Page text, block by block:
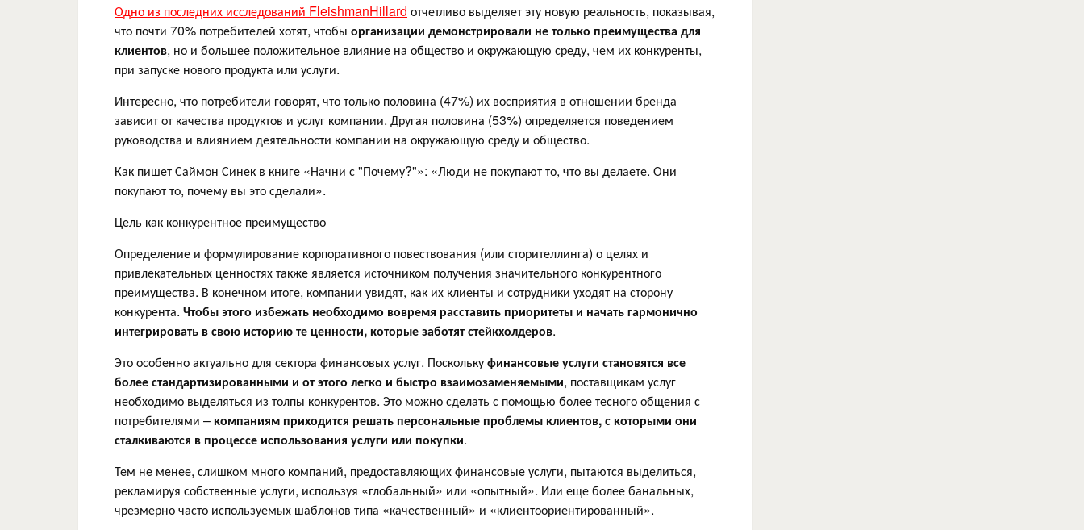
Одно из последних исследований FleishmanHillard отчетливо выделяет эту новую реальность, показывая,
что почти 70% потребителей хотят, чтобы организации демонстрировали не только преимущества для
клиентов, но и большее положительное влияние на общество и окружающую среду, чем их конкуренты,
при запуске нового продукта или услуги.
Интересно, что потребители говорят, что только половина (47%) их восприятия в отношении бренда
зависит от качества продуктов и услуг компании. Другая половина (53%) определяется поведением
руководства и влиянием деятельности компании на окружающую среду и общество.
Как пишет Саймон Синек в книге «Начни с "Почему?"»: «Люди не покупают то, что вы делаете. Они
покупают то, почему вы это сделали».
Цель как конкурентное преимущество
Определение и формулирование корпоративного повествования (или сторителлинга) о целях и
привлекательных ценностях также является источником получения значительного конкурентного
преимущества. В конечном итоге, компании увидят, как их клиенты и сотрудники уходят на сторону
конкурента. Чтобы этого избежать необходимо вовремя расставить приоритеты и начать гармонично
интегрировать в свою историю те ценности, которые заботят стейкхолдеров.
Это особенно актуально для сектора финансовых услуг. Посколькуфинансовые услуги становятся все
более стандартизированными и от этого легко и быстро взаимозаменяемыми, поставщикам услуг
необходимо выделяться из толпы конкурентов. Это можно сделать с помощью более тесного общения с
потребителями – компаниям приходится решать персональные проблемы клиентов, с которыми они
сталкиваются в процессе использования услуги или покупки.
Тем не менее, слишком много компаний, предоставляющих финансовые услуги, пытаются выделиться,
рекламируя собственные услуги, используя «глобальный» или «опытный». Или еще более банальных,
чрезмерно часто используемых шаблонов типа «качественный» и «клиентоориентированный».